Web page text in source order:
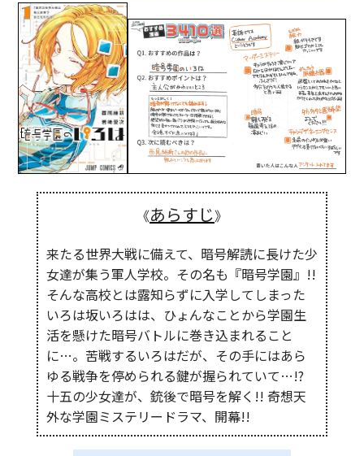
《あらすじ》
来たる世界大戦に備えて、暗号解読に長けた少
女達が集う軍人学校。その名も『暗号学園』!!
そんな高校とは露知らずに入学してしまった
いろは坂いろはは、ひょんなことから学園生
活を懸けた暗号バトルに巻き込まれること
に…。苦戦するいろはだが、その手にはあら
ゆる戦争を停められる鍵が握られていて…!?
十五の少女達が、銃後で暗号を解く!! 奇想天
外な学園ミステリードラマ、開幕!!